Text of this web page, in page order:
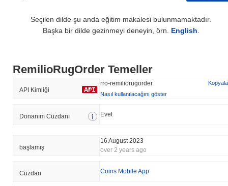
Seçilen dilde şu anda eğitim makalesi bulunmamaktadır.
Başka bir dilde gezinmeyi deneyin, örn. English
RemilioRugOrder Temeller
API Kimliği
rro-remiliorugorder
Kopyala
Nasıl kullanılacağını göster
Donanım Cüzdanı Evet
başlamış
16 August 2023
over 2 years ago
Cüzdan Coins Mobile App